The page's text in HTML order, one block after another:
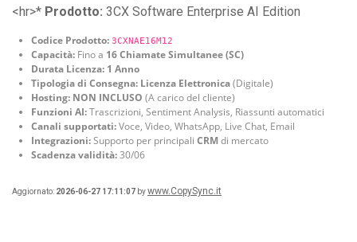
<hr>* Prodotto: 3CX Software Enterprise AI Edition
Codice Prodotto: 3CXNAE16M12
Capacità: Fino a 16 Chiamate Simultanee (SC)
Durata Licenza: 1 Anno
Tipologia di Consegna: Licenza Elettronica(Digitale)
Hosting: NON INCLUSO (A carico del cliente)
Funzioni AI:Trascrizioni, Sentiment Analysis, Riassunti automatici
Canali supportati:Voce, Video, WhatsApp, Live Chat, Email
Integrazioni:Supporto per principali CRMdi mercato
Scadenza validità:30/06
Aggiornato: 2026-06-27 17:11:07 bywww.CopySync.it